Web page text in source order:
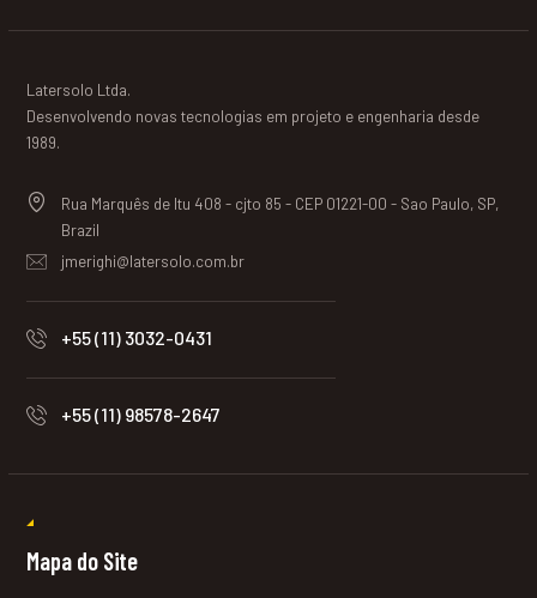
Latersolo Ltda.
Desenvolvendo novas tecnologias em projeto e engenharia desde
1989.
Rua Marquês de Itu 408 - cjto 85 - CEP 01221-00 - Sao Paulo, SP,
Brazil
jmerighi@latersolo.com.br
+55 (11) 3032-0431
+55 (11) 98578-2647
Mapa do Site